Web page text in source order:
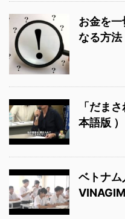
お金を
なる方
「だま
本語版 ）
ベトナム